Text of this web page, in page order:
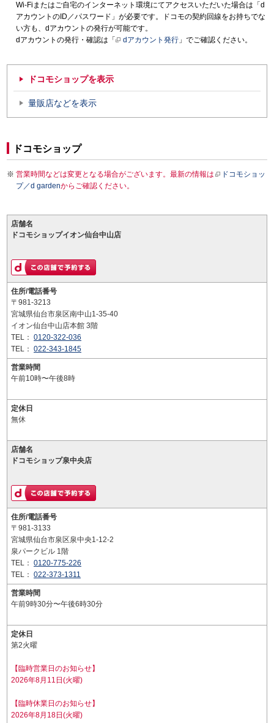
Wi-Fiまたはご自宅のインターネット環境にてアクセスいただいた場合は「d
アカウントのID／パスワード」が必要です。ドコモの契約回線をお持ちでな
い方も、dアカウントの発行が可能です。
dアカウントの発行・確認は「
dアカウント発行 」でご確認ください。
ドコモショップを表示
量販店などを表示
ドコモショップ
営業時間などは変更となる場合がございます。最新の情報は
ドコモショッ
プ／d gardenからご確認ください。
店舗名
ドコモショップイオン仙台中山店
住所/電話番号
〒981-3213
宮城県仙台市泉区南中山1-35-40
イオン仙台中山店本館 3階
TEL： 0120-322-036
TEL： 022-343-1845
営業時間
午前10時〜午後8時
定休日
無休
店舗名
ドコモショップ泉中央店
住所/電話番号
〒981-3133
宮城県仙台市泉区泉中央1-12-2
泉パークビル 1階
TEL： 0120-775-226
TEL： 022-373-1311
営業時間
午前9時30分〜午後6時30分
定休日
第2火曜
【臨時営業日のお知らせ】
2026年8月11日(火曜)
【臨時休業日のお知らせ】
2026年8月18日(火曜)